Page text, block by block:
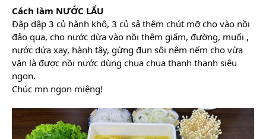
Cách làm NƯỚC LẨU
Đập dập 3 củ hành khô, 3 củ sả thêm chút mỡ cho vào nồi
đảo qua, cho nước dừa vào nồi thêm giấm, đường, muối ,
nước dứa xay, hành tây, gừng đun sôi nêm nếm cho vừa
vặn là được nồi nước dùng chua chua thanh thanh siêu
ngon.
Chúc mn ngon miệng!